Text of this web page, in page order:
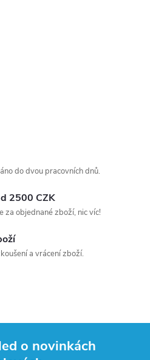
do dvou pracovních dnů.
2500 CZK
za objednané zboží, nic víc!
a vrácení zboží.
o novinkách